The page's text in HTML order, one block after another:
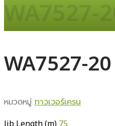
WA7527-
WA7527-20
หมวดหมู่ ทาวเวอร์เครน